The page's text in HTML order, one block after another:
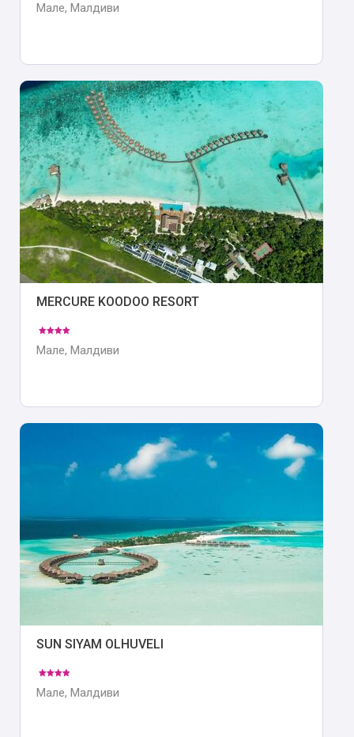
Мале, Малдиви
MERCURE KOODOO RESORT
Мале, Малдиви
SUN SIYAM OLHUVELI
Мале, Малдиви